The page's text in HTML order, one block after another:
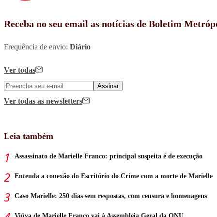
Receba no seu email as notícias de Boletim
Frequência de envio: Diário
Ver todas
Assinar
Ver todas as newsletters
Leia também
Assassinato de Marielle Franco: principal suspeita é de execução
Entenda a conexão do Escritório do Crime com a morte de Marielle
Caso Marielle: 250 dias sem respostas, com censura e homenagens